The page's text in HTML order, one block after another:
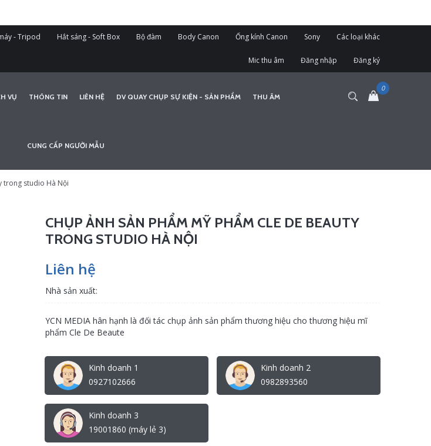
- Tripod Hắt sáng - Soft Box Bộ đàm Body Canon Ống kính Canon Sony Các loại khác
Mic thu âm Đăng nhập Đăng ký
VỤ THÔNG TIN LIÊN HỆ DV QUAY CHỤP SỰ KIỆN - SẢN PHẨM THU ÂM
CUNG CẤP NGƯỜI MẪU
trong studio Hà Nội
CHỤP ẢNH SẢN PHẨM MỸ PHẨM CLE DE BEAUTY
TRONG STUDIO HÀ NỘI
Liên hệ
Nhà sản xuất:
YCN MEDIA hân hạnh là đối tác chụp ảnh sản phẩm thương hiệu cho thương hiệu mĩ
phẩm Cle De Beaute
Kinh doanh 1
0927102666
Kinh doanh 2
0982893560
Kinh doanh 3
19001860 (máy lẻ 3)